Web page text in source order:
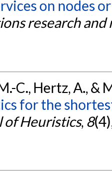
on nodes
research
C., Hertz, A., &
for the
of Heuristics, 8